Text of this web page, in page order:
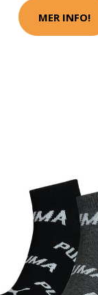
MER INFO!